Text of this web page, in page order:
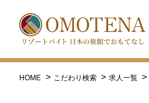
HOME こだわり検索 求人一覧